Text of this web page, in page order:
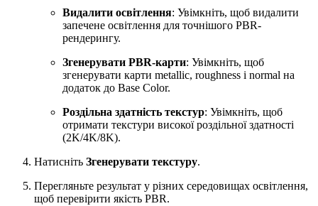
Видалити освітлення: Увімкніть, щоб видалити
запечене освітлення для точнішого PBR-
рендерингу.
Згенерувати PBR-карти: Увімкніть, щоб
згенерувати карти metallic, roughness і normal на
додаток до Base Color.
Роздільна здатність текстур: Увімкніть, щоб
отримати текстури високої роздільної здатності
(2K/4K/8K).
Натисніть Згенерувати текстуру.
Перегляньте результат у різних середовищах освітлення,
щоб перевірити якість PBR.